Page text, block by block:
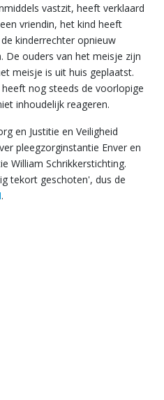
vastzit, heeft verklaard
vriendin, het kind heeft
kinderrechter opnieuw
De ouders van het meisje zijn
meisje is uit huis geplaatst.
nog steeds de voorlopige
inhoudelijk reageren.
en Justitie en Veiligheid
pleegzorginstantie Enver en
William Schrikkerstichting.
tekort geschoten', dus de
.